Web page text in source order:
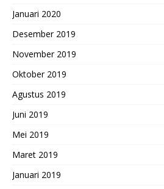
Januari 2020
Desember 2019
November 2019
Oktober 2019
Agustus 2019
Juni 2019
Mei 2019
Maret 2019
Januari 2019